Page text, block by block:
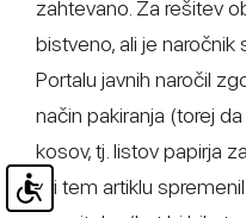
zahtevano. Za rešitev
bistveno, ali je
Portalu javnih naročil
način pakiranja (torej
kosov, tj. listov papirja
pri tem artiklu